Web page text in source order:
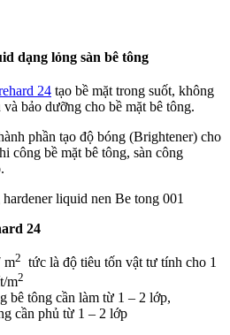
dạng lỏng sàn bê tông
24 tạo bề mặt trong suốt, không
bảo dưỡng cho bề mặt bê tông.
phần tạo độ bóng (Brightener) cho
công bề mặt bê tông, sàn công
24
m2 tức là độ tiêu tốn vật tư tính cho 1
m2
bê tông cần làm từ 1 – 2 lớp,
cần phủ từ 1 – 2 lớp